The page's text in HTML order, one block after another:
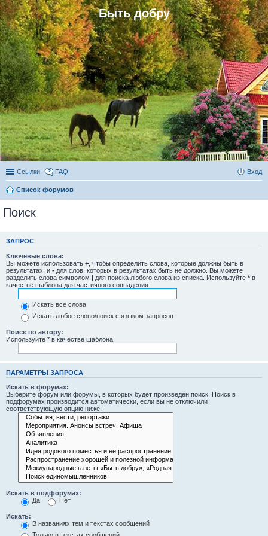
Быть добру
Ссылки FAQ Вход
Список форумов
Поиск
ЗАПРОС
Ключевые слова:
Вы можете использовать + , чтобы определить слова, которые должны быть в
результатах, и - для слов, которых в результатах быть не должно. Вы можете
разделить слова символом | для поиска любого слова из списка. Используйте * в
качестве шаблона для частичного совпадения.
Искать все слова
Искать любое слово/поиск с языком запросов
Поиск по автору:
Используйте * в качестве шаблона.
ПАРАМЕТРЫ ЗАПРОСА
Искать в форумах:
Выберите форум или форумы, в которых будет произведён поиск. Поиск в
подфорумах производится автоматически, если вы не отключили
соответствующую опцию ниже.
Искать в подфорумах:
Да
Нет
Искать:
В названиях тем и текстах сообщений